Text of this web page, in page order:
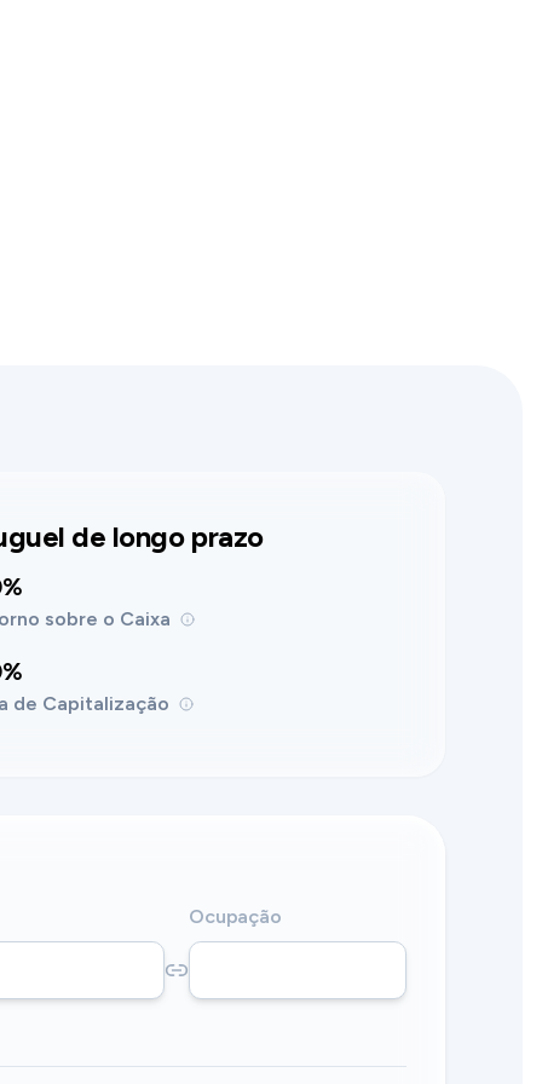
de longo prazo
sobre o Caixa
de Capitalização
Ocupação